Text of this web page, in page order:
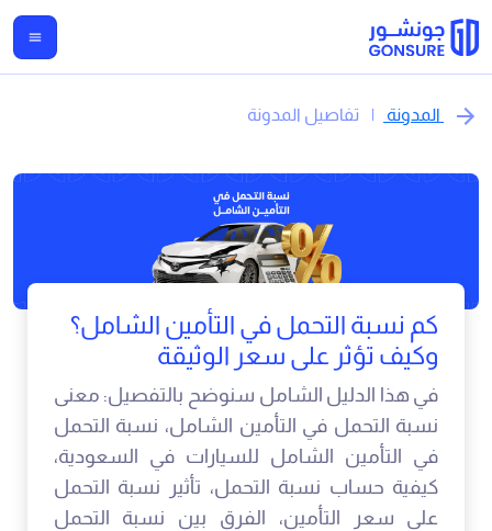
المدونة | تفاصيل المدونة
كم نسبة التحمل في التأمين الشامل؟
وكيف تؤثر على سعر الوثيقة
في هذا الدليل الشامل سنوضح بالتفصيل: معنى
نسبة التحمل في التأمين الشامل، نسبة التحمل
في التأمين الشامل للسيارات في السعودية،
كيفية حساب نسبة التحمل، تأثير نسبة التحمل
على سعر التأمين، الفرق بين نسبة التحمل